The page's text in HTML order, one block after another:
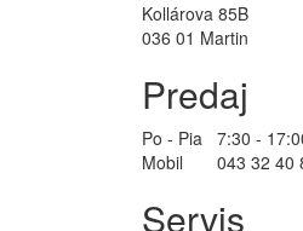
Kollárova 85B
036 01 Martin
Predaj
Po - Pia 7:30 -
Mobil 043 32 40
Servis